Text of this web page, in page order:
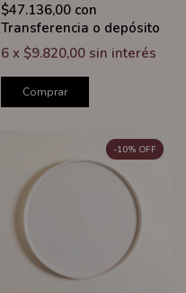
$47.136,00 con
Transferencia o depósito
6 x $9.820,00 sin interés
Comprar
-10% OFF